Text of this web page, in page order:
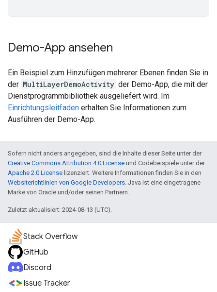
Demo-App ansehen
Ein Beispiel zum Hinzufügen mehrerer Ebenen finden Sie in
der MultiLayerDemoActivity der Demo-App, die mit der
Dienstprogrammbibliothek ausgeliefert wird. Im
Einrichtungsleitfaden erhalten Sie Informationen zum
Ausführen der Demo-App.
Sofern nicht anders angegeben, sind die Inhalte dieser Seite unter der
Creative Commons Attribution 4.0 License und Codebeispiele unter der
Apache 2.0 License lizenziert. Weitere Informationen finden Sie in den
Websiterichtlinien von Google Developers. Java ist eine eingetragene
Marke von Oracle und/oder seinen Partnern.
Zuletzt aktualisiert: 2024-08-13 (UTC).
Stack Overflow
GitHub
Discord
Issue Tracker